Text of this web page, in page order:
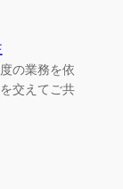
の業務を依
交えてご共